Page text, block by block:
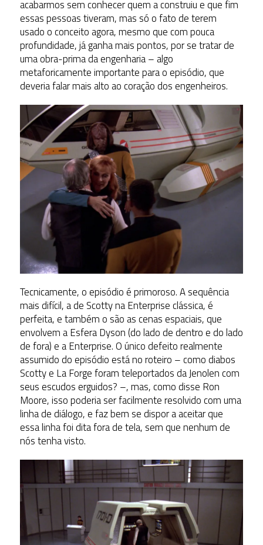
acabarmos sem conhecer quem a construiu e que fim
essas pessoas tiveram, mas só o fato de terem
usado o conceito agora, mesmo que com pouca
profundidade, já ganha mais pontos, por se tratar de
uma obra-prima da engenharia – algo
metaforicamente importante para o episódio, que
deveria falar mais alto ao coração dos engenheiros.
Tecnicamente, o episódio é primoroso. A sequência
mais difícil, a de Scotty na Enterprise clássica, é
perfeita, e também o são as cenas espaciais, que
envolvem a Esfera Dyson (do lado de dentro e do lado
de fora) e a Enterprise. O único defeito realmente
assumido do episódio está no roteiro – como diabos
Scotty e La Forge foram teleportados da Jenolen com
seus escudos erguidos? –, mas, como disse Ron
Moore, isso poderia ser facilmente resolvido com uma
linha de diálogo, e faz bem se dispor a aceitar que
essa linha foi dita fora de tela, sem que nenhum de
nós tenha visto.